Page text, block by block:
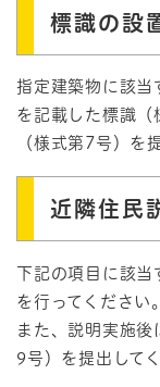
標識の設
指定建築物に該当
を記載した標識（
（様式第7号）を
近隣住民
下記の項目に該当
を行ってください。
また、説明実施
9号）を提出して